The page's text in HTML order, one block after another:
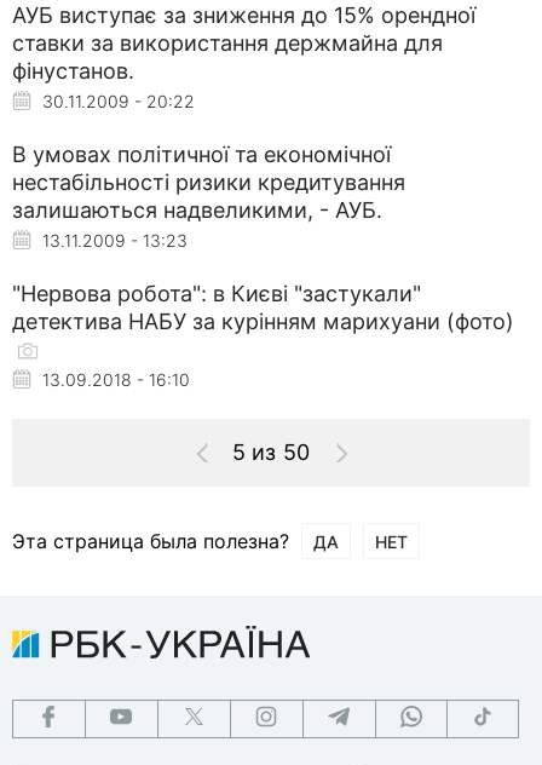
АУБ виступає за зниження до 15% орендної
ставки за використання держмайна для
фінустанов.
30.11.2009 - 20:22
В умовах політичної та економічної
нестабільності ризики кредитування
залишаються надвеликими, - АУБ.
13.11.2009 - 13:23
"Нервова робота": в Києві "застукали"
детектива НАБУ за курінням марихуани (фото)
13.09.2018 - 16:10
5 из 50
Эта страница была полезна? ДА НЕТ